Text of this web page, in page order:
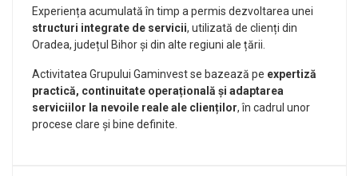
Experiența acumulată în timp a permis dezvoltarea unei
structuri integrate de servicii, utilizată de clienți din
Oradea, județul Bihor și din alte regiuni ale țării.
Activitatea Grupului Gaminvest se bazează pe expertiză
practică, continuitate operațională și adaptarea
serviciilor la nevoile reale ale clienților, în cadrul unor
procese clare și bine definite.